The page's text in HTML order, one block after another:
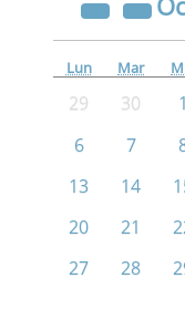
Lun Mar
29 30 1
6
7
13
14
20
21
27
28